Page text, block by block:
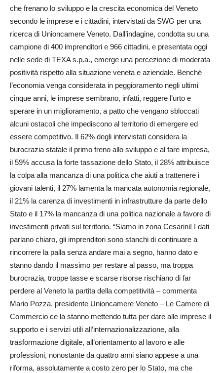
che frenano lo sviluppo e la crescita economica del Veneto
secondo le imprese e i cittadini, intervistati da SWG per una
ricerca di Union­camere Veneto. Dall’inda­gine, condotta su una
campione di 400 imprenditori e 966 cittadini, e presentata oggi
nelle sede di TEXA s.p.a., emerge una percezione di moderata
positività rispetto alla situazione veneta e aziendale. Benché
l’economia venga considerata in peggioramento negli ultimi
cinque anni, le imprese sembrano, infatti, reggere l’urto e
sperare in un miglioramento, a patto che vengano sbloccati
alcuni ostacoli che impediscono al territorio di emergere ed
essere competitivo. Il 62% degli intervistati considera la
burocrazia statale il primo freno allo sviluppo e al fare impresa,
il 59% accusa la forte tassazione dello Stato, il 28% attribuisce
la colpa alla mancanza di una politica che aiuti a trattenere i
giovani talenti, il 27% lamenta la mancata autonomia regionale,
il 21% la carenza di investimenti in infrastrutture da parte dello
Stato e il 17% la mancanza di una politica nazionale a favore di
investimenti privati sul territorio. “Siamo in zona Cesarini! I dati
parlano chiaro, gli imprenditori sono stanchi di continuare a
rincorrere la palla senza andare mai a segno, hanno dato e
stanno dando il massimo per restare al passo, ma troppa
burocrazia, troppe tasse e scarse risorse rischiano di far
perdere al Veneto la partita della competitività – commenta
Mario Pozza, presidente Unioncamere Veneto – Le Camere di
Commercio ce la stanno mettendo tutta per dare alle imprese il
supporto e i servizi utili all’internazionalizzazione, alla
trasformazione digitale, all’orientamento al lavoro e alle
professioni, nonostante da quattro anni siano appese a una
riforma, assolutamente a costo zero per lo Stato, ma che